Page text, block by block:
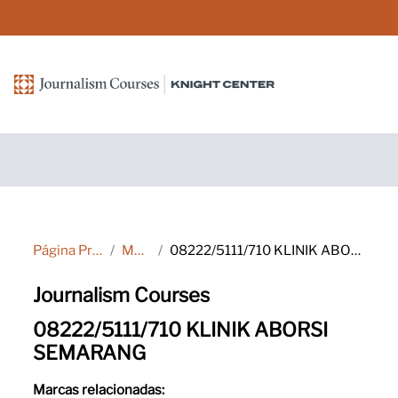
Página Principal Marcas 08222/5111/710 KLINIK ABORSI SEMARANG
Journalism Courses
08222/5111/710 KLINIK ABORSI
SEMARANG
Marcas relacionadas: